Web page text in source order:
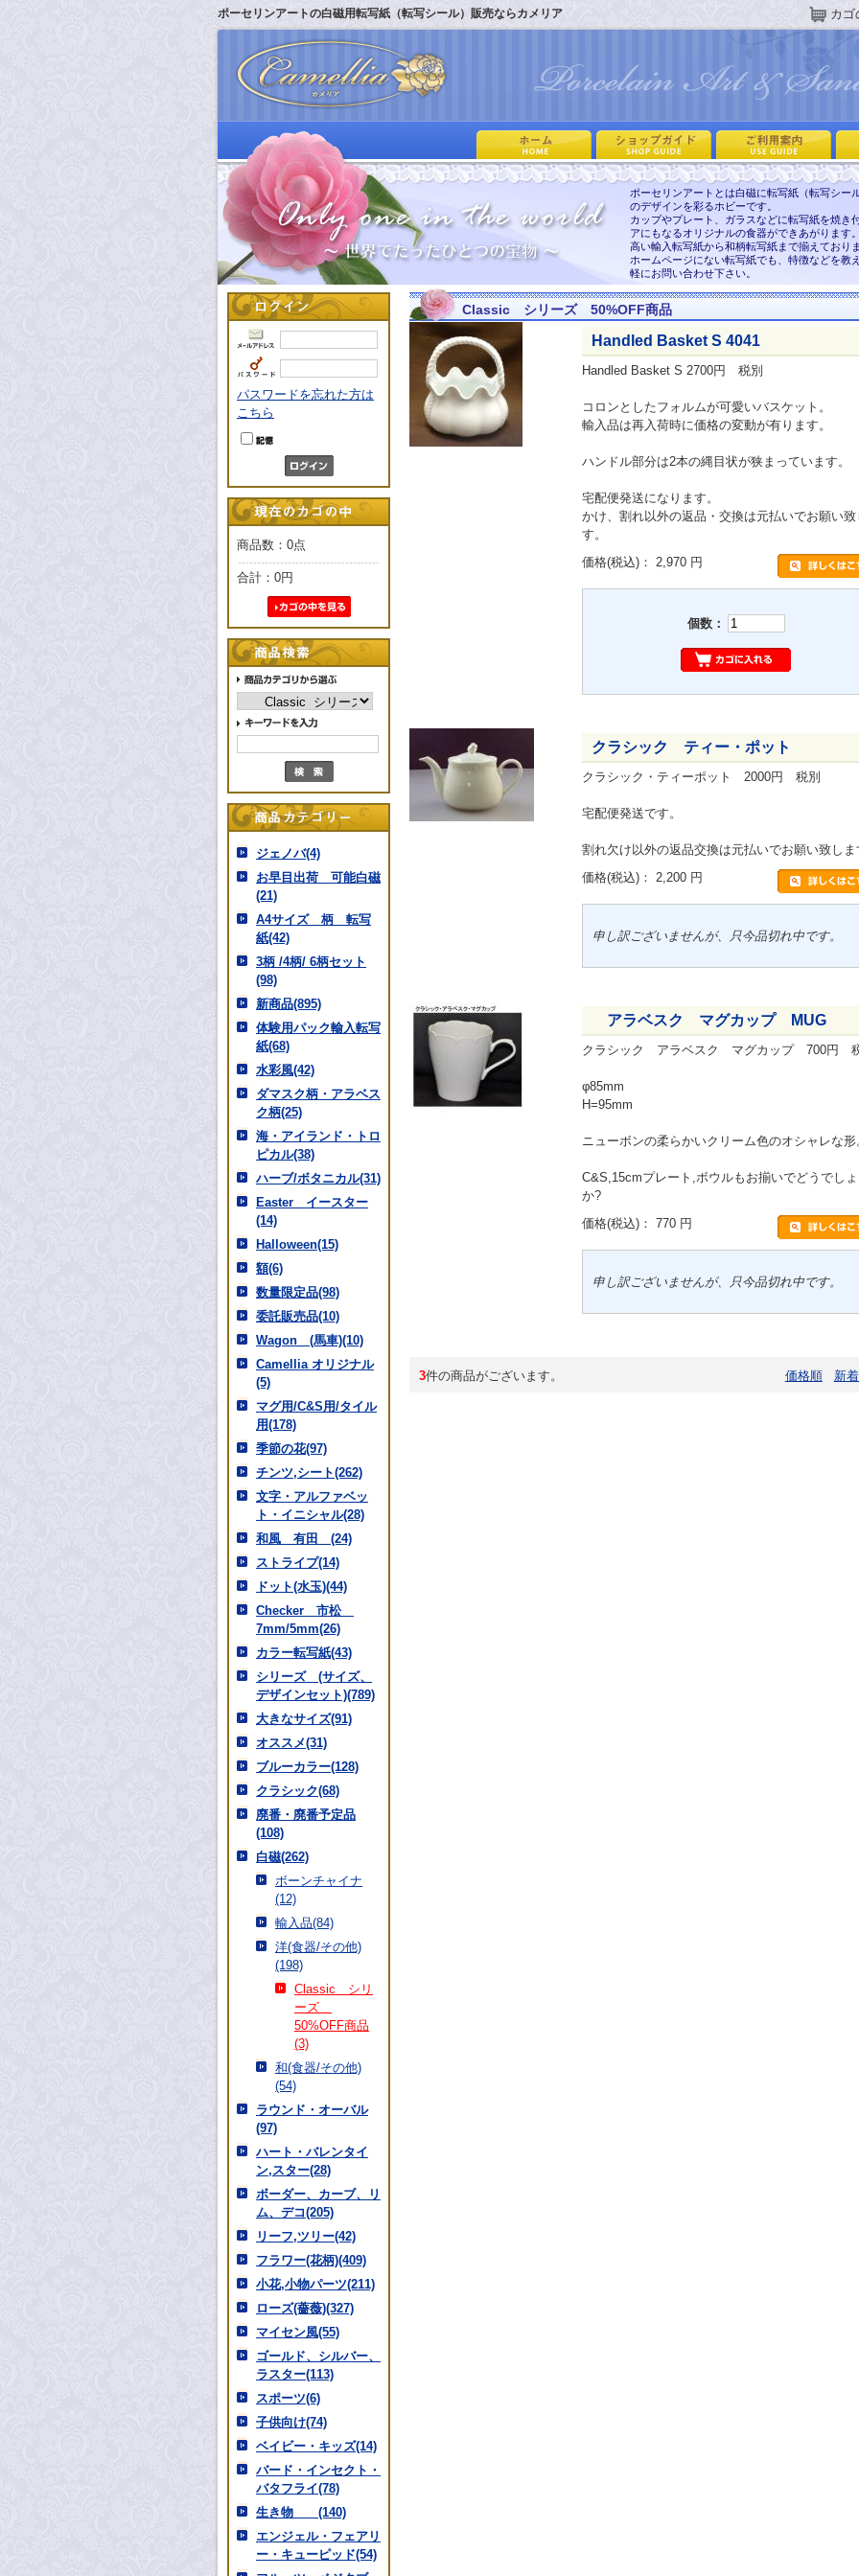
ポーセリンアートの白磁用転写紙（転写シール）販売ならカメリア カゴ
ポーセリンアートとは白磁に転写紙（転写シー
のデザインを彩るホビーです。
カップやプレート、ガラスなどに転写紙を焼き
アにもなるオリジナルの食器ができあがります
高い輸入転写紙から和柄転写紙まで揃えており
ホームページにない転写紙でも、特徴などを教
軽にお問い合わせ下さい。
パスワードを忘れた方は
こちら
商品数：0点
合計： 0円
ジェノバ(4)
お早目出荷 可能白磁
(21)
A4サイズ 柄 転写
紙(42)
3柄 /4柄/ 6柄セット
(98)
新商品(895)
体験用パック輸入転写
紙(68)
水彩風(42)
ダマスク柄・アラベス
ク柄(25)
海・アイランド・トロ
ピカル(38)
ハーブ/ボタニカル(31)
Easter イースター
(14)
Halloween(15)
額(6)
数量限定品(98)
委託販売品(10)
Wagon (馬車)(10)
Camellia オリジナル
(5)
マグ用/C&S用/タイル
用(178)
季節の花(97)
チンツ,シート(262)
文字・アルファベッ
ト・イニシャル(28)
和風 有田 (24)
ストライプ(14)
ドット(水玉)(44)
Checker 市松
7mm/5mm(26)
カラー転写紙(43)
シリーズ (サイズ、
デザインセット)(789)
大きなサイズ(91)
オススメ(31)
ブルーカラー(128)
クラシック(68)
廃番・廃番予定品
(108)
白磁(262)
ボーンチャイナ
(12)
輸入品(84)
洋(食器/その他)
(198)
Classic シリ
ーズ
50%OFF商品
(3)
和(食器/その他)
(54)
ラウンド・オーバル
(97)
ハート・バレンタイ
ン,スター(28)
ボーダー、カーブ、リ
ム、デコ(205)
リーフ,ツリー(42)
フラワー(花柄)(409)
小花,小物パーツ(211)
ローズ(薔薇)(327)
マイセン風(55)
ゴールド、シルバー、
ラスター(113)
スポーツ(6)
子供向け(74)
ベイビー・キッズ(14)
バード・インセクト・
バタフライ(78)
生き物 (140)
エンジェル・フェアリ
ー・キューピッド(54)
Classic シリーズ 50%OFF商品
Handled Basket S 4041
Handled Basket S 2700円 税別
コロンとしたフォルムが可愛いバスケット。
輸入品は再入荷時に価格の変動が有ります。
ハンドル部分は2本の縄目状が狭まっています。
宅配便発送になります。
かけ、割れ以外の返品・交換は元払いでお願い致
す。
価格(税込) ： 2,970 円
個数：
クラシック ティー・ポット
クラシック・ティーポット 2000円 税別
宅配便発送です。
割れ欠け以外の返品交換は元払いでお願い致しま
価格(税込) ： 2,200 円
申し訳ございませんが、只今品切れ中です。
アラベスク マグカップ MUG
クラシック アラベスク マグカップ 700円
φ85mm
H=95mm
ニューボンの柔らかいクリーム色のオシャレな形
C&S,15cmプレート,ボウルもお揃いでどうでし
か?
価格(税込) ： 770 円
申し訳ございませんが、只今品切れ中です。
3件の商品がございます。 価格順 新